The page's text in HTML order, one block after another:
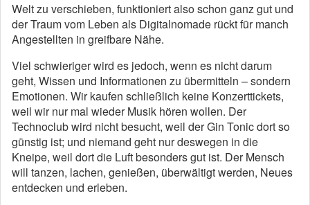
Welt zu verschieben, funktioniert also schon ganz gut und
der Traum vom Leben als Digitalnomade rückt für manch
Angestellten in greifbare Nähe.
Viel schwieriger wird es jedoch, wenn es nicht darum
geht, Wissen und Informationen zu übermitteln – sondern
Emotionen. Wir kaufen schließlich keine Konzerttickets,
weil wir nur mal wieder Musik hören wollen. Der
Technoclub wird nicht besucht, weil der Gin Tonic dort so
günstig ist; und niemand geht nur deswegen in die
Kneipe, weil dort die Luft besonders gut ist. Der Mensch
will tanzen, lachen, genießen, überwältigt werden, Neues
entdecken und erleben.